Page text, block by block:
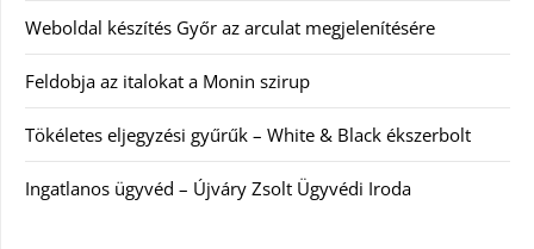
Weboldal készítés Győr az arculat megjelenítésére
Feldobja az italokat a Monin szirup
Tökéletes eljegyzési gyűrűk – White & Black ékszerbolt
Ingatlanos ügyvéd – Újváry Zsolt Ügyvédi Iroda